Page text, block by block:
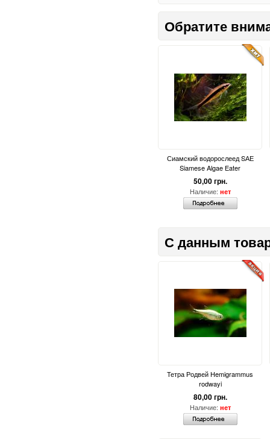
Обратите
Сиамский водорослеед SАЕ
Siamese Algae Eater
50,00 грн.
Наличие: нет
С данным
Тетра Родвей Hemigrammus
rodwayi
80,00 грн.
Наличие: нет